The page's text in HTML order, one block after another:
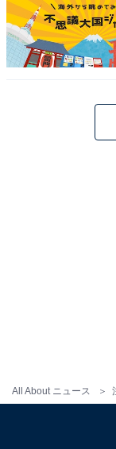
All About ニュース
筑後川温泉 ふくせん
より）
「筑後川温泉 ふ
ゆじん」などが
と呼ばれる源泉